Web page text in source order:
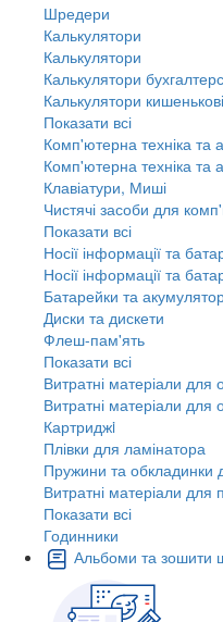
Шредери
Калькулятори
Калькулятори
Калькулятори
Калькулятори кишенькові
Показати всі
Комп'ютерна техніка та
Комп'ютерна техніка та
Клавіатури, Миші
Чистячі засоби для
Показати всі
Носії інформації та
Носії інформації та
Батарейки та
Диски та дискети
Флеш-пам'ять
Показати всі
Витратні матеріали для
Витратні матеріали для
Картриджi
Плівки для ламінатора
Пружини та обкладинки
Витратні матеріали для
Показати всі
Годинники
Альбоми та зошити